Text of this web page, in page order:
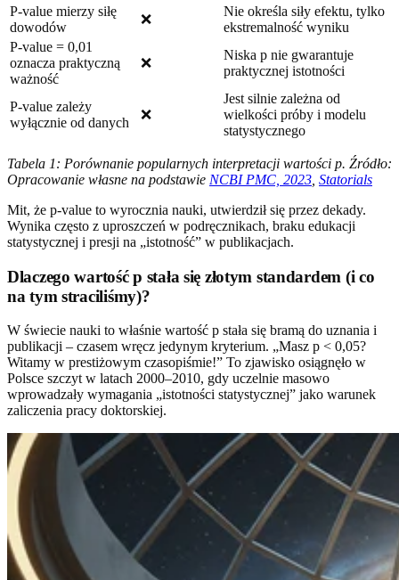
P-value mierzy siłę
dowodów
❌
Nie określa siły efektu, tylko
ekstremalność wyniku
P-value = 0,01
oznacza praktyczną
ważność
❌
Niska p nie gwarantuje
praktycznej istotności
P-value zależy
wyłącznie od danych
❌
Jest silnie zależna od
wielkości próby i modelu
statystycznego
Tabela 1: Porównanie popularnych interpretacji wartości p. Źródło:
Opracowanie własne na podstawie NCBI PMC, 2023 Statorials
Mit, że p-value to wyrocznia nauki, utwierdził się przez dekady.
Wynika często z uproszczeń w podręcznikach, braku edukacji
statystycznej i presji na „istotność” w publikacjach.
Dlaczego wartość p stała się złotym standardem (i co
na tym straciliśmy)?
W świecie nauki to właśnie wartość p stała się bramą do uznania i
publikacji – czasem wręcz jedynym kryterium. „Masz p < 0,05?
Witamy w prestiżowym czasopiśmie!” To zjawisko osiągnęło w
Polsce szczyt w latach 2000–2010, gdy uczelnie masowo
wprowadzały wymagania „istotności statystycznej” jako warunek
zaliczenia pracy doktorskiej.